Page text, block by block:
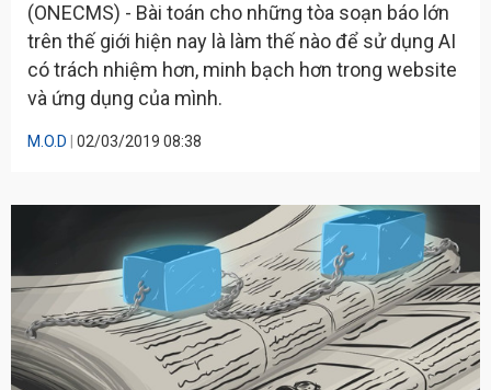
(ONECMS) - Bài toán cho những tòa soạn báo lớn
trên thế giới hiện nay là làm thế nào để sử dụng AI
có trách nhiệm hơn, minh bạch hơn trong website
và ứng dụng của mình.
M.O.D 02/03/2019 08:38